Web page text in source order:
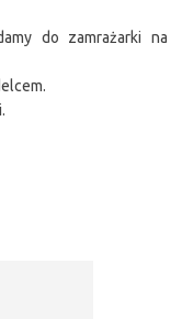
do zamrażarki na